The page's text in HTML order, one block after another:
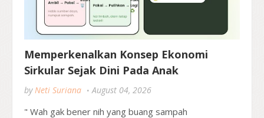
Memperkenalkan Konsep Ekonomi
Sirkular Sejak Dini Pada Anak
by Neti Suriana August 04, 2026
" Wah gak bener nih yang buang sampah